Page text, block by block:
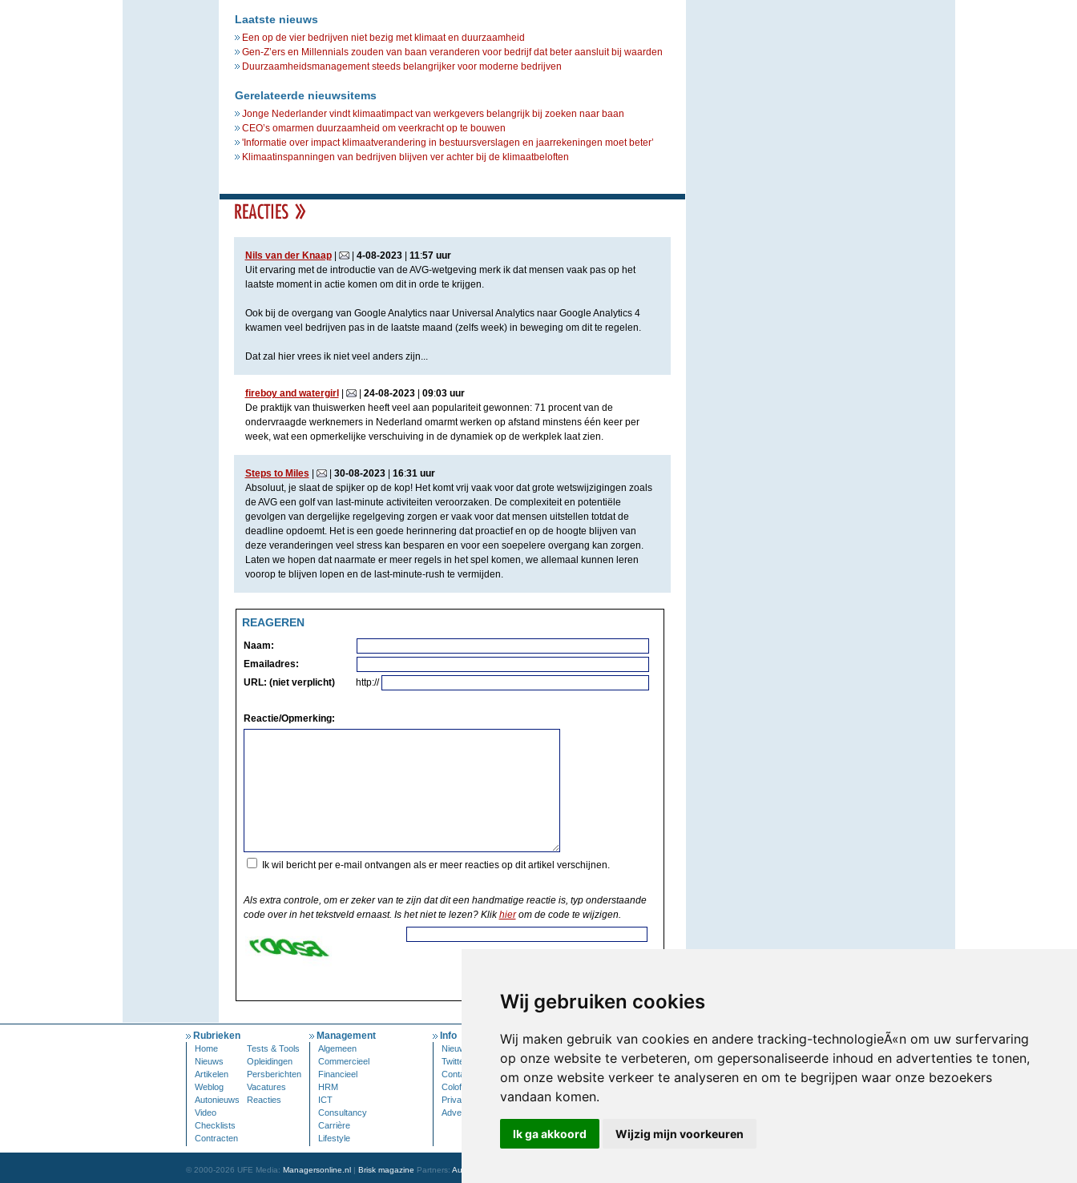
Wij gebruiken cookies
Wij maken gebruik van cookies en andere tracking-technologieÃ«n om uw surfervaring
op onze website te verbeteren, om gepersonaliseerde inhoud en advertenties te tonen,
om onze website verkeer te analyseren en om te begrijpen waar onze bezoekers
vandaan komen.
Ik ga akkoord Wijzig mijn voorkeuren
Laatste nieuws
Een op de vier bedrijven niet bezig met klimaat en duurzaamheid
Gen-Z’ers en Millennials zouden van baan veranderen voor bedrijf dat beter aansluit bij waarden
Duurzaamheidsmanagement steeds belangrijker voor moderne bedrijven
Gerelateerde nieuwsitems
Jonge Nederlander vindt klimaatimpact van werkgevers belangrijk bij zoeken naar baan
CEO’s omarmen duurzaamheid om veerkracht op te bouwen
'Informatie over impact klimaatverandering in bestuursverslagen en jaarrekeningen moet beter’
Klimaatinspanningen van bedrijven blijven ver achter bij de klimaatbeloften
Nils van der Knaap| | 4-08-2023| 11:57 uur
Uit ervaring met de introductie van de AVG-wetgeving merk ik dat mensen vaak pas op het
laatste moment in actie komen om dit in orde te krijgen.
Ook bij de overgang van Google Analytics naar Universal Analytics naar Google Analytics 4
kwamen veel bedrijven pas in de laatste maand (zelfs week) in beweging om dit te regelen.
Dat zal hier vrees ik niet veel anders zijn...
fireboy and watergirl | 24-08-2023| 09:03 uur
De praktijk van thuiswerken heeft veel aan populariteit gewonnen: 71 procent van de
ondervraagde werknemers in Nederland omarmt werken op afstand minstens één keer per
week, wat een opmerkelijke verschuiving in de dynamiek op de werkplek laat zien.
Steps to Miles | 30-08-2023| 16:31 uur
Absoluut, je slaat de spijker op de kop! Het komt vrij vaak voor dat grote wetswijzigingen zoals
de AVG een golf van last-minute activiteiten veroorzaken. De complexiteit en potentiële
gevolgen van dergelijke regelgeving zorgen er vaak voor dat mensen uitstellen totdat de
deadline opdoemt. Het is een goede herinnering dat proactief en op de hoogte blijven van
deze veranderingen veel stress kan besparen en voor een soepelere overgang kan zorgen.
Laten we hopen dat naarmate er meer regels in het spel komen, we allemaal kunnen leren
voorop te blijven lopen en de last-minute-rush te vermijden.
REAGEREN
Naam:
Emailadres:
URL: (niet verplicht)
http://
Reactie/Opmerking:
Ik wil bericht per e-mail ontvangen als er meer reacties op dit artikel verschijnen.
Als extra controle, om er zeker van te zijn dat dit een handmatige reactie is, typ onderstaande
code over in het tekstveld ernaast. Is het niet te lezen? Klikhierom de code te wijzigen.
Rubrieken
Home
Tests & Tools
Nieuws
Opleidingen
Artikelen
Persberichten
Weblog
Vacatures
Autonieuws
Reacties
Video
Checklists
Contracten
Management
Algemeen
Commercieel
Financieel
HRM
ICT
Consultancy
Carrière
Lifestyle
Info
Nieuwsbrief
Twitter
Contact
Colofon
Privacy
Adverteren
Mijn Account
Inloggen
© 2000-2026 UFE Media: Managersonline.nl | Brisk magazine Partners: Autowereld.com